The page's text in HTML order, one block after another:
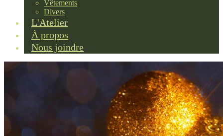
Vêtements
Divers
L'Atelier
À propos
Nous joindre